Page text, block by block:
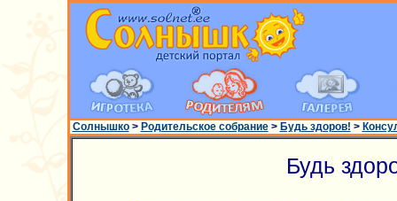
Солнышко> Родительское собрание> Будь здоров! >
Будь